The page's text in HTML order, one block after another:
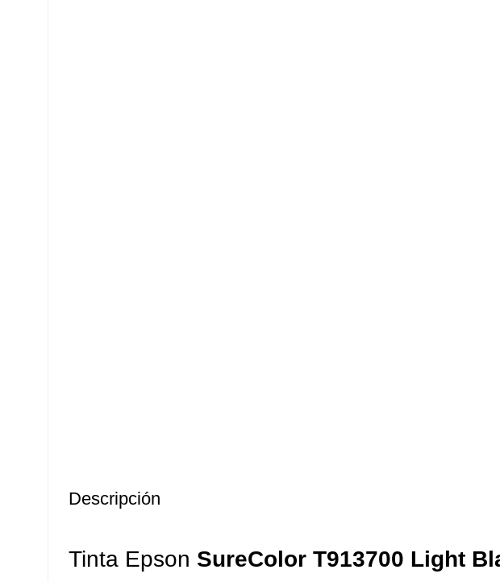
Descripción
Tinta Epson SureColor T913700 Light